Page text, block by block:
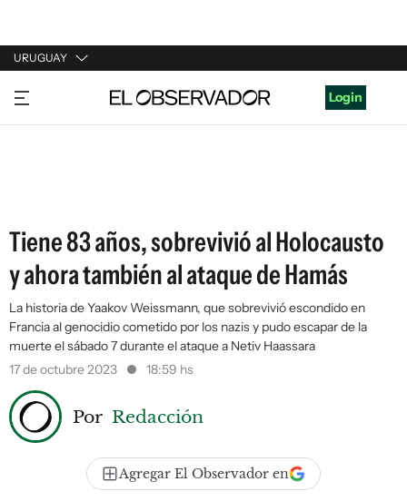
URUGUAY
URUGUAY
ARGENTINA
Login
Tiene 83 años, sobrevivió al Holocausto
y ahora también al ataque de Hamás
La historia de Yaakov Weissmann, que sobrevivió escondido en
Francia al genocidio cometido por los nazis y pudo escapar de la
muerte el sábado 7 durante el ataque a Netiv Haassara
17 de octubre 2023
18:59 hs
Por Redacción
Agregar El Observador en